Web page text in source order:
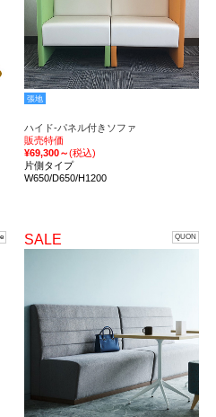
張地
ハイド-パネル付きソファ
販売特価
¥69,300～(税込)
片側タイプ
W650/D650/H1200
SALE QUON